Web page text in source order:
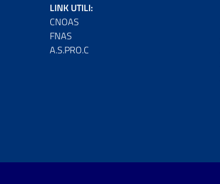
LINK UTILI:
CNOAS
FNAS
A.S.PRO.C